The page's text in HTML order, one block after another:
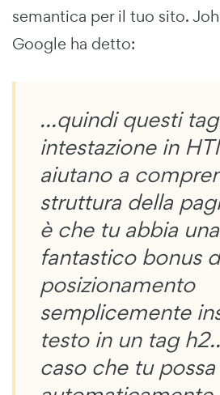
semantica per il tuo sito.
Google ha detto:
...quindi questi
intestazione in
aiutano a
struttura della
è che tu abbia
fantastico bonus
posizionamento
semplicemente
testo in un tag
caso che tu possa